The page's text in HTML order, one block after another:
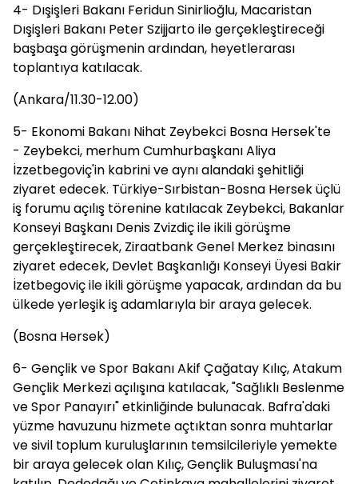
4- Dışişleri Bakanı Feridun Sinirlioğlu, Macaristan
Dışişleri Bakanı Peter Szijjarto ile gerçekleştireceği
başbaşa görüşmenin ardından, heyetlerarası
toplantıya katılacak.
(Ankara/11.30-12.00)
5- Ekonomi Bakanı Nihat Zeybekci Bosna Hersek'te
- Zeybekci, merhum Cumhurbaşkanı Aliya
İzzetbegoviç'in kabrini ve aynı alandaki şehitliği
ziyaret edecek. Türkiye-Sırbistan-Bosna Hersek üçlü
iş forumu açılış törenine katılacak Zeybekci, Bakanlar
Konseyi Başkanı Denis Zvizdiç ile ikili görüşme
gerçekleştirecek, Ziraatbank Genel Merkez binasını
ziyaret edecek, Devlet Başkanlığı Konseyi Üyesi Bakir
İzetbegoviç ile ikili görüşme yapacak, ardından da bu
ülkede yerleşik iş adamlarıyla bir araya gelecek.
(Bosna Hersek)
6- Gençlik ve Spor Bakanı Akif Çağatay Kılıç, Atakum
Gençlik Merkezi açılışına katılacak, "Sağlıklı Beslenme
ve Spor Panayırı" etkinliğinde bulunacak. Bafra'daki
yüzme havuzunu hizmete açtıktan sonra muhtarlar
ve sivil toplum kuruluşlarının temsilcileriyle yemekte
bir araya gelecek olan Kılıç, Gençlik Buluşması'na